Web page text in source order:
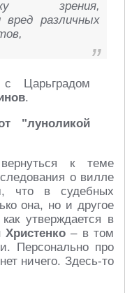
зрения,
различных
Царьградом
.
"луноликой
к теме
о вилле
что в судебных
она, но и другое
утверждается в
Христенко– в том
Персонально про
ничего. Здесь-то